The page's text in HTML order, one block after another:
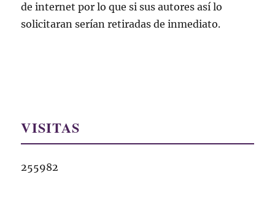
de internet por lo que si sus autores así lo
solicitaran serían retiradas de inmediato.
VISITAS
255982